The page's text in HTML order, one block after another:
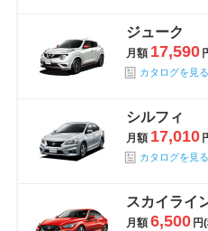
ジューク
月額 17,590
カタログを見る
シルフィ
月額 17,010
カタログを見る
スカイライ
月額 6,500 円